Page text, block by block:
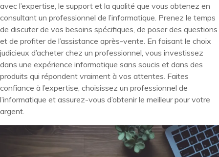
avec l’expertise, le support et la qualité que vous obtenez en
consultant un professionnel de l’informatique. Prenez le temps
de discuter de vos besoins spécifiques, de poser des questions
et de profiter de l’assistance après-vente. En faisant le choix
judicieux d’acheter chez un professionnel, vous investissez
dans une expérience informatique sans soucis et dans des
produits qui répondent vraiment à vos attentes. Faites
confiance à l’expertise, choisissez un professionnel de
l’informatique et assurez-vous d’obtenir le meilleur pour votre
argent.